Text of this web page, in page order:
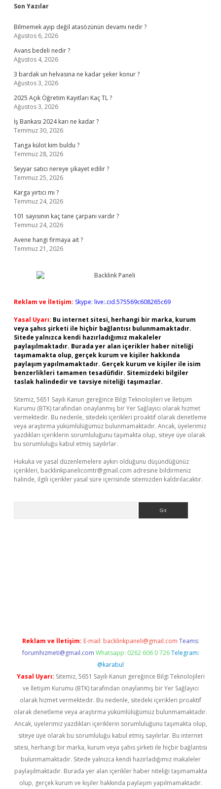
Sidebar
Son Yazılar
Bilmemek ayıp değil atasözünün devamı nedir ?
Ağustos 6, 2026
Avans bedeli nedir ?
Ağustos 4, 2026
3 bardak un helvasına ne kadar şeker konur ?
Ağustos 3, 2026
2025 Açık Öğretim Kayıtları Kaç TL ?
Ağustos 3, 2026
İş Bankası 2024 karı ne kadar ?
Temmuz 30, 2026
Tanga külot kim buldu ?
Temmuz 28, 2026
Seyyar satıcı nereye şikayet edilir ?
Temmuz 25, 2026
Karga yırtıcı mı ?
Temmuz 24, 2026
101 sayısının kaç tane çarpanı vardır ?
Temmuz 24, 2026
Avene hangi firmaya ait ?
Temmuz 21, 2026
Reklam ve İletişim: Skype: live:.cid.575569c608265c69
Yasal Uyarı: Bu internet sitesi, herhangi bir marka, kurum
veya şahıs şirketi ile hiçbir bağlantısı bulunmamaktadır.
Sitede yalnızca kendi hazırladığımız makaleler
paylaşılmaktadır. Burada yer alan içerikler haber niteliği
taşımamakta olup, gerçek kurum ve kişiler hakkında
paylaşım yapılmamaktadır. Gerçek kurum ve kişiler ile isim
benzerlikleri tamamen tesadüfidir. Sitemizdeki bilgiler
taslak halindedir ve tavsiye niteliği taşımazlar.
Sitemiz, 5651 Sayılı Kanun gereğince Bilgi Teknolojileri ve İletişim
Kurumu (BTK) tarafından onaylanmış bir Yer Sağlayıcı olarak hizmet
vermektedir. Bu nedenle, sitedeki içerikleri proaktif olarak denetleme
veya araştırma yükümlülüğümüz bulunmamaktadır. Ancak, üyelerimiz
yazdıkları içeriklerin sorumluluğunu taşımakta olup, siteye üye olarak
bu sorumluluğu kabul etmiş sayılırlar.
Hukuka ve yasal düzenlemelere aykırı olduğunu düşündüğünüz
içerikleri, backlinkpanelicomtr@gmail.com adresine bildirmeniz
halinde, ilgili içerikler yasal süre içerisinde sitemizden kaldırılacaktır.
Reklam ve İletişim: E-mail: backlinkpaneli@gmail.com Teams:
forumhizmeti@gmail.com Whatsapp: 0262 606 0 726 Telegram:
@karabul
Yasal Uyarı: Sitemiz, 5651 Sayılı Kanun gereğince Bilgi Teknolojileri
ve İletişim Kurumu (BTK) tarafından onaylanmış bir Yer Sağlayıcı
olarak hizmet vermektedir. Bu nedenle, sitedeki içerikleri proaktif
olarak denetleme veya araştırma yükümlülüğümüz bulunmamaktadır.
Ancak, üyelerimiz yazdıkları içeriklerin sorumluluğunu taşımakta olup,
siteye üye olarak bu sorumluluğu kabul etmiş sayılırlar. Bu internet
sitesi, herhangi bir marka, kurum veya şahıs şirketi ile hiçbir bağlantısı
bulunmamaktadır. Sitede yalnızca kendi hazırladığımız makaleler
paylaşılmaktadır. Burada yer alan içerikler haber niteliği taşımamakta
olup, gerçek kurum ve kişiler hakkında paylaşım yapılmamaktadır.